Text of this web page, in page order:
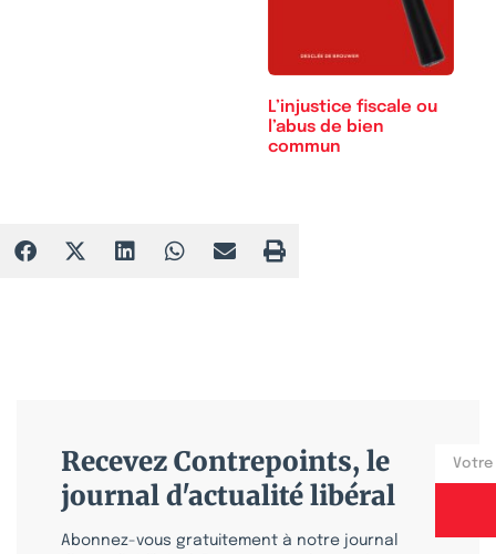
L’injustice fiscale ou
l’abus de bien
commun
Recevez Contrepoints, le
journal d'actualité libéral
Abonnez-vous gratuitement à notre journal